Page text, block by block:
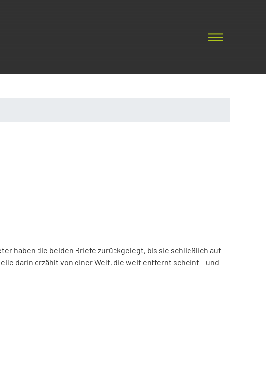
haben die beiden Briefe zurückgelegt, bis sie schließlich auf
darin erzählt von einer Welt, die weit entfernt scheint – und